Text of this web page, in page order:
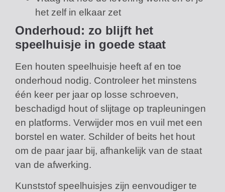
het zelf in elkaar zet
Onderhoud: zo blijft het
speelhuisje in goede staat
Een houten speelhuisje heeft af en toe
onderhoud nodig. Controleer het minstens
één keer per jaar op losse schroeven,
beschadigd hout of slijtage op trapleuningen
en platforms. Verwijder mos en vuil met een
borstel en water. Schilder of beits het hout
om de paar jaar bij, afhankelijk van de staat
van de afwerking.
Kunststof speelhuisjes zijn eenvoudiger te